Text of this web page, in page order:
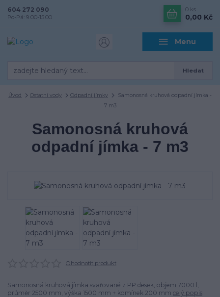
Menu
Hledat
604 272 090
Po-Pá: 9.00-15.00
0 ks
0,00 Kč
Úvod Ostatní vody Odpadní jímky
Samonosná kruhová odpadní jímka -
7 m3
Samonosná kruhová
odpadní jímka - 7 m3
Ohodnotit produkt
Samonosná kruhová jímka svařované z PP desek, objem 7000 l,
průměr 2500 mm, výška 1500 mm + komínek 200 mm celý popis